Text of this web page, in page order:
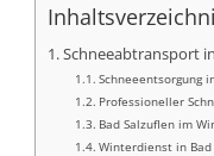
Schneeabtransport
Schneeentsorgung
Professioneller
Bad Salzuflen im
Winterdienst in